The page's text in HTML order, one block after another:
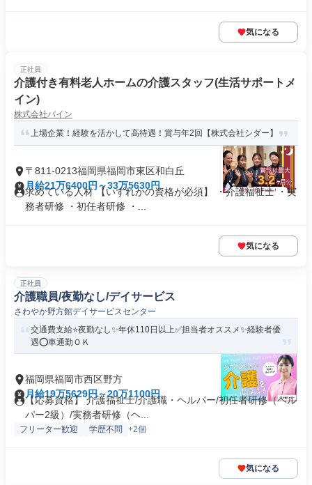
気になる
正社員
介護付き有料老人ホームの介護スタッフ(生活サポートメ
イン)
株式会社パイン
上場企業！経験を活かして高待遇！賞与年2回【株式会社シダー】
〒811-0213福岡県福岡市東区和白丘
月給21万6400円～33万5630円
求めている人材 【いずれかの資格が必須】 ・介護福祉士 ・実
務者研修 ・初任者研修 ・...
気になる
正社員
介護職員/夜勤なし/デイサービス
さわやか野方館デイサービスセンター
交通費支給⭐️夜勤なし✨年休110日以上✅️担当者オススメ✨経験者優
遇⭕️車通勤ＯＫ
福岡県福岡市西区野方
月給19万5629円～20万1100円
【応募資格】 介護福祉士/介護職・ヘルパー/初任者研修（ヘル
パー2級）/実務者研修（ヘ...
フリーター歓迎 学歴不問 +2個
気になる